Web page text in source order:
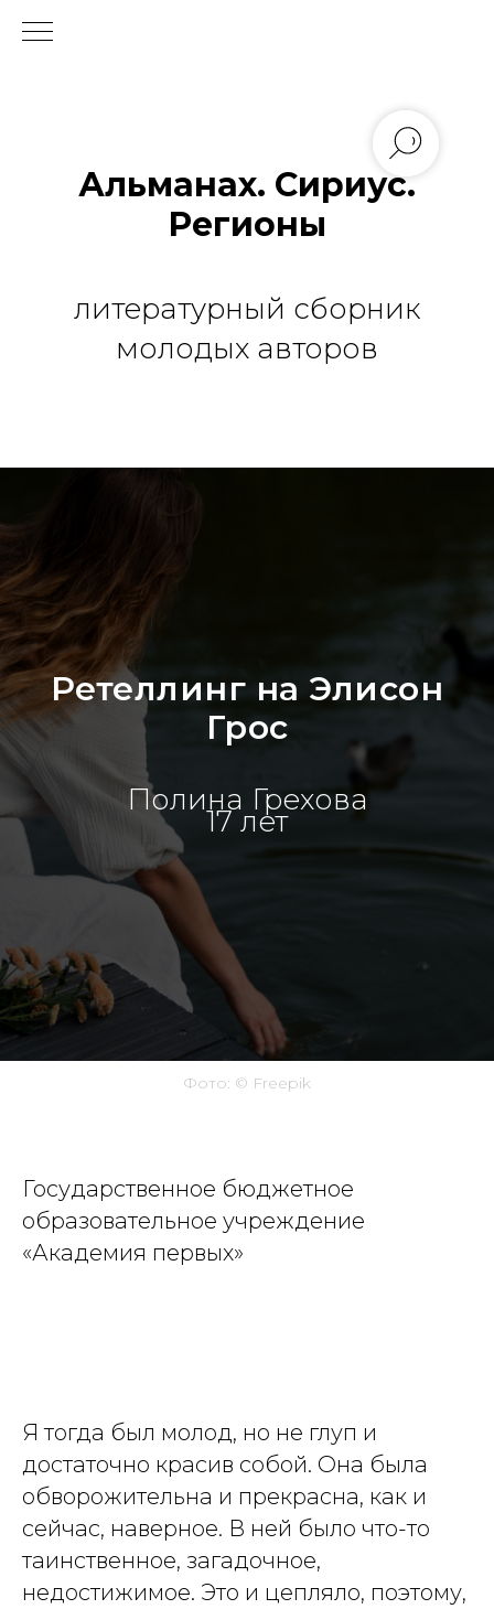
Альманах. Сириус.
Регионы
литературный сборник
молодых авторов
Ретеллинг на Элисон
Грос
Полина Грехова
17 лет
Фото: © Freepik
Государственное бюджетное
образовательное учреждение
«Академия первых»
Я тогда был молод, но не глуп и
достаточно красив собой. Она была
обворожительна и прекрасна, как и
сейчас, наверное. В ней было что-то
таинственное, загадочное,
недостижимое. Это и цепляло, поэтому,